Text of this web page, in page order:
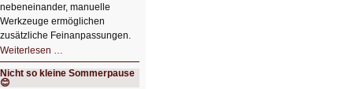
nebeneinander, manuelle
Werkzeuge ermöglichen
zusätzliche Feinanpassungen.
Weiterlesen …
Bildverschönerung
mit
einem
Nicht so kleine Sommerpause
😊